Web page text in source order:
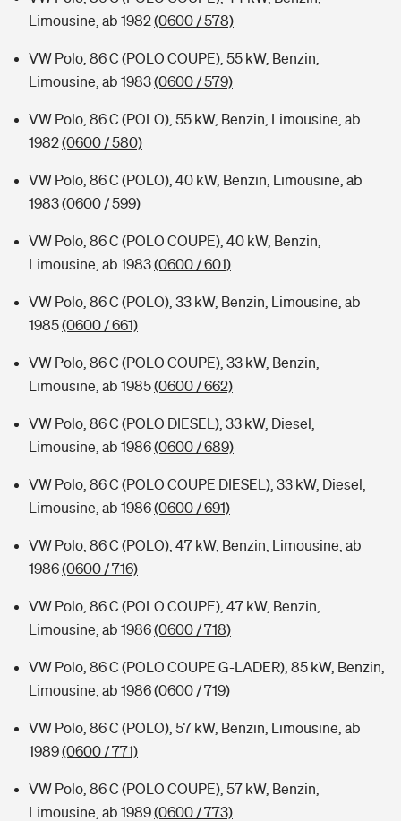
Limousine, ab 1982(0600 / 578)
VW Polo, 86 C (POLO COUPE), 55 kW, Benzin,
Limousine, ab 1983(0600 / 579)
VW Polo, 86 C (POLO), 55 kW, Benzin, Limousine, ab
1982(0600 / 580)
VW Polo, 86 C (POLO), 40 kW, Benzin, Limousine, ab
1983(0600 / 599)
VW Polo, 86 C (POLO COUPE), 40 kW, Benzin,
Limousine, ab 1983(0600 / 601)
VW Polo, 86 C (POLO), 33 kW, Benzin, Limousine, ab
1985(0600 / 661)
VW Polo, 86 C (POLO COUPE), 33 kW, Benzin,
Limousine, ab 1985(0600 / 662)
VW Polo, 86 C (POLO DIESEL), 33 kW, Diesel,
Limousine, ab 1986(0600 / 689)
VW Polo, 86 C (POLO COUPE DIESEL), 33 kW, Diesel,
Limousine, ab 1986(0600 / 691)
VW Polo, 86 C (POLO), 47 kW, Benzin, Limousine, ab
1986(0600 / 716)
VW Polo, 86 C (POLO COUPE), 47 kW, Benzin,
Limousine, ab 1986(0600 / 718)
VW Polo, 86 C (POLO COUPE G-LADER), 85 kW, Benzin,
Limousine, ab 1986(0600 / 719)
VW Polo, 86 C (POLO), 57 kW, Benzin, Limousine, ab
1989(0600 / 771)
VW Polo, 86 C (POLO COUPE), 57 kW, Benzin,
Limousine, ab 1989(0600 / 773)